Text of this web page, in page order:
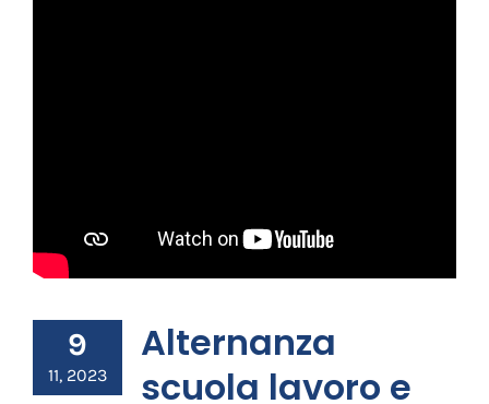
9
11, 2023
Alternanza
scuola lavoro e